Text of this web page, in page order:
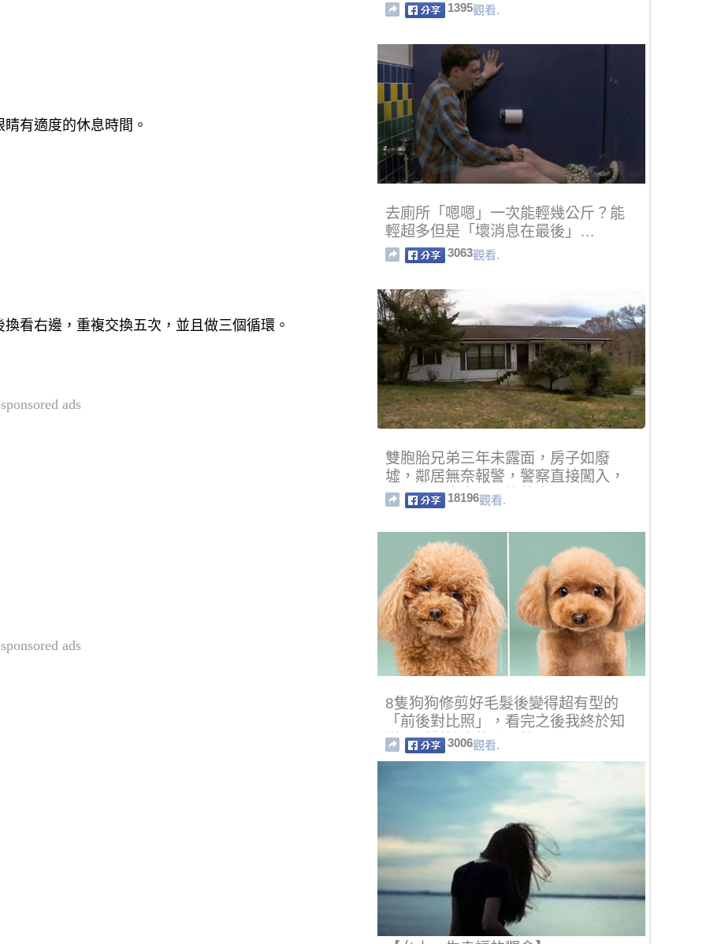
有適度的休息時間。
看右邊，重複交換五次，並且做三個循環。
sponsored ads
sponsored ads
1395觀看.
去廁所「嗯嗯」一次能輕幾公斤？能
輕超多但是「壞消息在最後」…
3063觀看.
雙胞胎兄弟三年未露面，房子如廢
墟，鄰居無奈報警，警察直接闖入，
竟見到一生中最恐怖的事....
18196觀看.
8隻狗狗修剪好毛髮後變得超有型的
「前後對比照」，看完之後我終於知
道髮型對於人的重要性了！
3006觀看.